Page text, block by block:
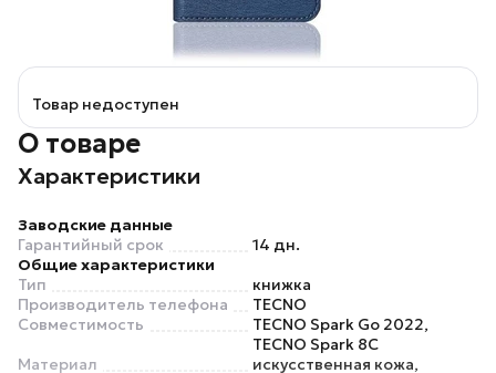
Товар недоступен
О товаре
Характеристики
Заводские данные
Гарантийный срок
14 дн.
Общие характеристики
Тип
книжка
Производитель телефона
TECNO
Совместимость
TECNO Spark Go 2022,
TECNO Spark 8C
Материал
искусственная кожа,